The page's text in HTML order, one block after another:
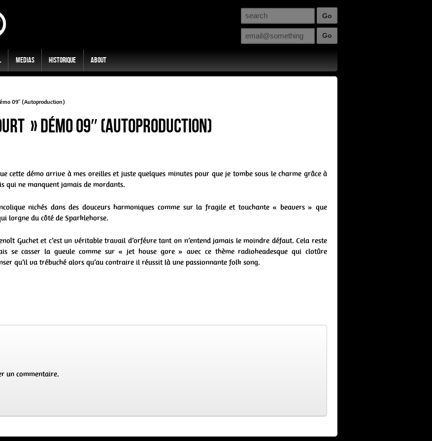
Medias Historique About
09″ (Autoproduction)
» démo 09″ (Autoproduction)
cette démo arrive à mes oreilles et juste quelques minutes pour que je tombe sous le charme grâce à
qui ne manquent jamais de mordants.
nichés dans des douceurs harmoniques comme sur la fragile et touchante « beavers » que
lorgne du côté de Sparklehorse.
Guchet et c’est un véritable travail d’orfévre tant on n’entend jamais le moindre défaut. Cela reste
se casser la gueule comme sur « jet house gore » avec ce thème radioheadesque qui clotûre
qu’il va trébuché alors qu’au contraire il réussit là une passionnante folk song.
un commentaire.